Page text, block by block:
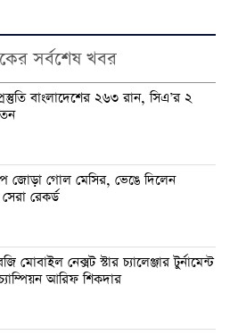
সর্বশেষ খবর
বাংলাদেশের ২৬৩ রান, সিএ’র ২
জোড়া গোল মেসির, ভেঙে দিলেন
রেকর্ড
মোবাইল নেক্সট স্টার চ্যালেঞ্জার টুর্নামেন্ট
আরিফ শিকদার